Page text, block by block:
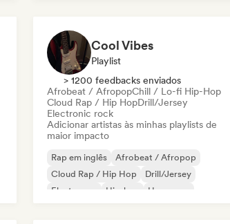
Cool Vibes
Playlist
> 1200 feedbacks enviados
Afrobeat / AfropopChill / Lo-fi Hip-Hop
Cloud Rap / Hip HopDrill/Jersey
Electronic rock
Adicionar artistas às minhas playlists de
maior impacto
Rap em inglês
Afrobeat / Afropop
Cloud Rap / Hip Hop
Drill/Jersey
Electropop
Hip-hop
Hyperpop